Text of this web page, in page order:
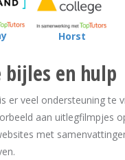
Horst
bijles en hulp
er veel ondersteuning te
aan uitlegfilmpjes
met